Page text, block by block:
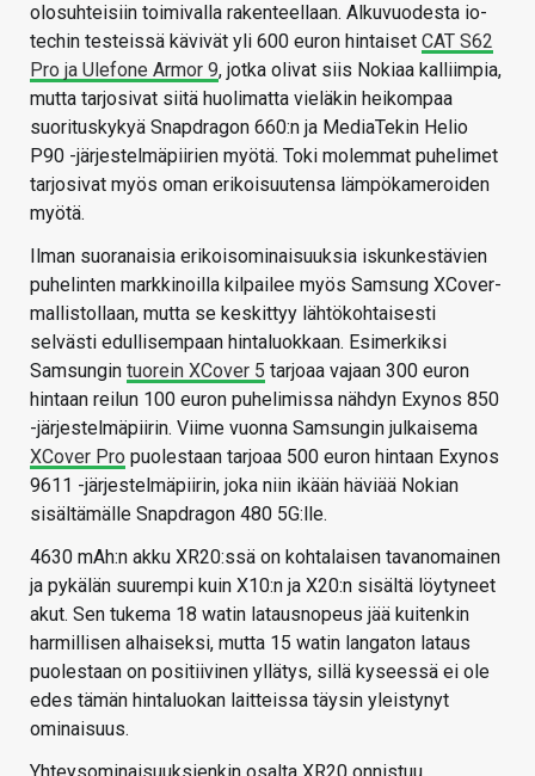
olosuhteisiin toimivalla rakenteellaan. Alkuvuodesta io-
techin testeissä kävivät yli 600 euron hintaiset CAT S62
Pro ja Ulefone Armor 9, jotka olivat siis Nokiaa kalliimpia,
mutta tarjosivat siitä huolimatta vieläkin heikompaa
suorituskykyä Snapdragon 660:n ja MediaTekin Helio
P90 -järjestelmäpiirien myötä. Toki molemmat puhelimet
tarjosivat myös oman erikoisuutensa lämpökameroiden
myötä.
Ilman suoranaisia erikoisominaisuuksia iskunkestävien
puhelinten markkinoilla kilpailee myös Samsung XCover-
mallistollaan, mutta se keskittyy lähtökohtaisesti
selvästi edullisempaan hintaluokkaan. Esimerkiksi
Samsungin tuorein XCover 5 tarjoaa vajaan 300 euron
hintaan reilun 100 euron puhelimissa nähdyn Exynos 850
-järjestelmäpiirin. Viime vuonna Samsungin julkaisema
XCover Pro puolestaan tarjoaa 500 euron hintaan Exynos
9611 -järjestelmäpiirin, joka niin ikään häviää Nokian
sisältämälle Snapdragon 480 5G:lle.
4630 mAh:n akku XR20:ssä on kohtalaisen tavanomainen
ja pykälän suurempi kuin X10:n ja X20:n sisältä löytyneet
akut. Sen tukema 18 watin latausnopeus jää kuitenkin
harmillisen alhaiseksi, mutta 15 watin langaton lataus
puolestaan on positiivinen yllätys, sillä kyseessä ei ole
edes tämän hintaluokan laitteissa täysin yleistynyt
ominaisuus.